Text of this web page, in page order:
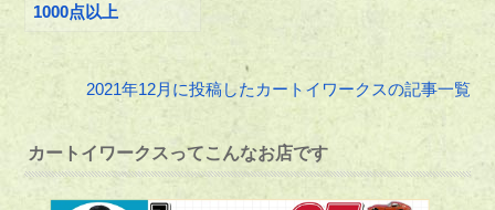
1000点以上
2021年12月に投稿したカートイワークスの記事一覧
カートイワークスってこんなお店です